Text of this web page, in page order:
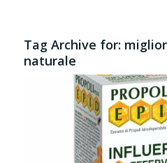
Tag Archive for:
naturale